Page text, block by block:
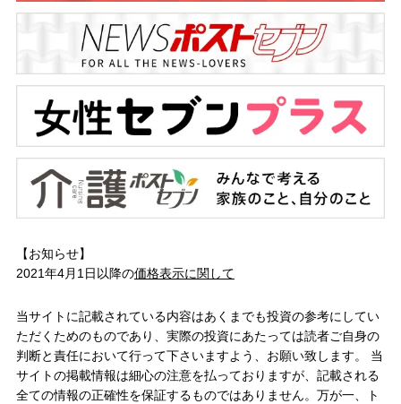
【お知らせ】
2021年4月1日以降の価格表示に関して
当サイトに記載されている内容はあくまでも投資の参考にしてい
ただくためのものであり、実際の投資にあたっては読者ご自身の
判断と責任において行って下さいますよう、お願い致します。 当
サイトの掲載情報は細心の注意を払っておりますが、記載される
全ての情報の正確性を保証するものではありません。万が一、ト